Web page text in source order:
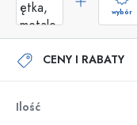
wybór
CENY I RABATY
Ilość